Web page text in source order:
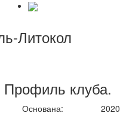
Литокол
Профиль клуба.
Основана: 2020